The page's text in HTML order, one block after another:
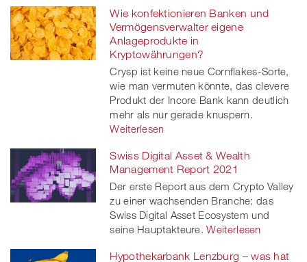
Wie konfektionieren Banken und
Vermögensverwalter eigene
Anlageprodukte in
Kryptowährungen?
Crysp ist keine neue Cornflakes-Sorte,
wie man vermuten könnte, das clevere
Produkt der Incore Bank kann deutlich
mehr als nur gerade knuspern.
Weiterlesen
Swiss Digital Asset & Wealth
Management Report 2021
Der erste Report aus dem Crypto Valley
zu einer wachsenden Branche: das
Swiss Digital Asset Ecosystem und
seine Hauptakteure. Weiterlesen
Hypothekarbank Lenzburg – was hat